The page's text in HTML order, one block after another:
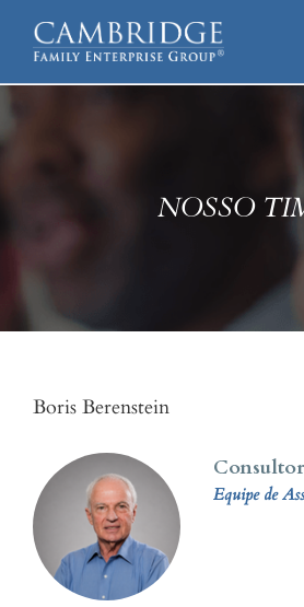
NOSSO
Boris Berenstein
Equipe de